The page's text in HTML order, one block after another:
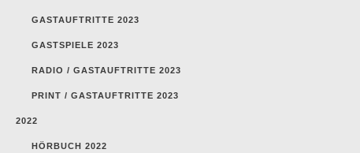
GASTAUFTRITTE 2023
GASTSPIELE 2023
RADIO / GASTAUFTRITTE 2023
PRINT / GASTAUFTRITTE 2023
2022
HÖRBUCH 2022